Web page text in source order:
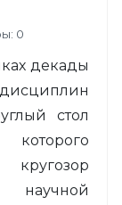
0
декады
стол
научной